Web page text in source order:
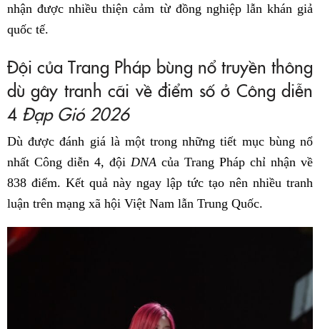
nhận được nhiều thiện cảm từ đồng nghiệp lẫn khán giả
quốc tế.
Đội của Trang Pháp bùng nổ truyền thông
dù gây tranh cãi về điểm số ở Công diễn
4 Đạp Gió 2026
Dù được đánh giá là một trong những tiết mục bùng nổ
nhất Công diễn 4, đội DNA của Trang Pháp chỉ nhận về
838 điểm. Kết quả này ngay lập tức tạo nên nhiều tranh
luận trên mạng xã hội Việt Nam lẫn Trung Quốc.